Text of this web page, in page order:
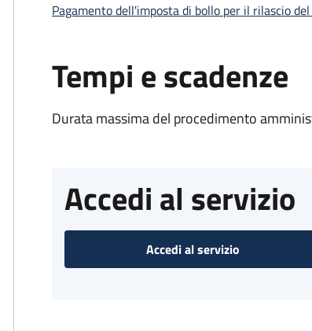
Pagamento dell'imposta di bollo per il rilascio
Tempi e scadenze
Durata massima del procedimento
Accedi al servizio
Accedi al servizio